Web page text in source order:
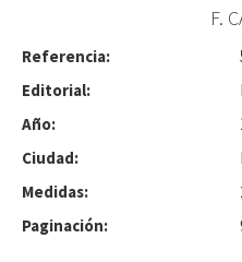
F.
Referencia:
Editorial:
Año:
Ciudad:
Medidas:
Paginación: